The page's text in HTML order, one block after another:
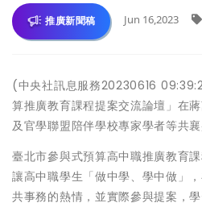
推廣新聞稿 Jun 16,2023
(中央社訊息服務20230616
算推廣教育課程提案交流論壇」在
及官學聯盟陪伴學校專家學者等共襄
臺北市參與式預算高中職推廣教育
讓高中職學生「做中學、學中做」
共事務的熱情，並實際參與提案，